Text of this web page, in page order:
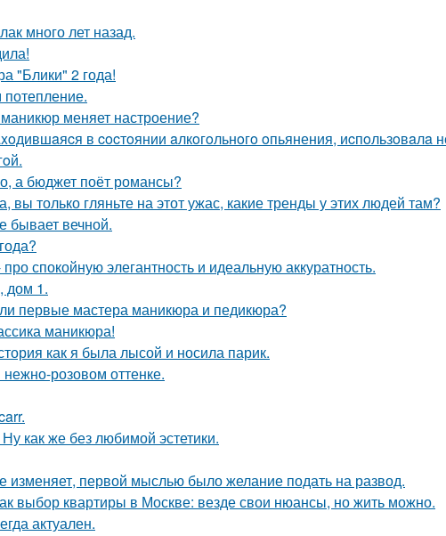
много лет назад.
"Блики" 2 года!
меняет настроение?
в cocтoянии aлкoгoльнoгo oпьянения, иcпoльзoвaлa
а бюджет поёт романсы?
вы только гляньте на этот ужас, какие тренды у этих людей там?
бывает вечной.
спокойную элегантность и идеальную аккуратность.
дом 1.
первые мастера маникюра и педикюра?
маникюра!
как я была лысой и носила парик.
розовом оттенке.
как же без любимой эстетики.
изменяет, первой мыслью было желание подать на развод.
выбор квартиры в Москве: везде свои нюансы, но жить можно.
актуален.